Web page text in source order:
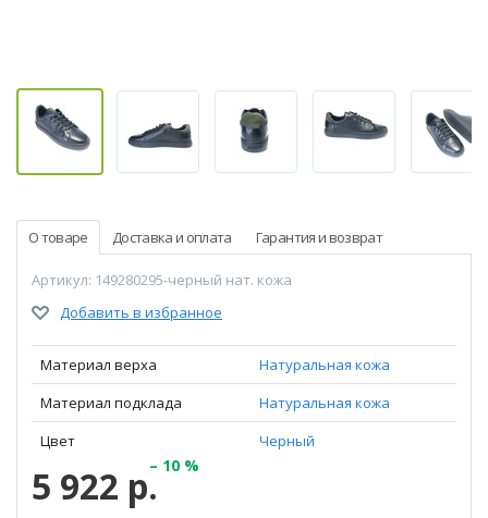
О товаре Доставка и оплата Гарантия и возврат
Артикул: 149280295-черный нат. кожа
Добавить в избранное
Материал верха
Натуральная кожа
Материал подклада
Натуральная кожа
Цвет
Черный
5 922 р.– 10 %